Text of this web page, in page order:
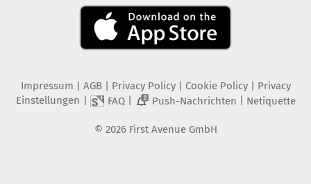
Impressum AGB Privacy Policy| Cookie Policy| Privacy
Einstellungen
FAQ| 2 Push-Nachrichten Netiquette
© 2026 First Avenue GmbH